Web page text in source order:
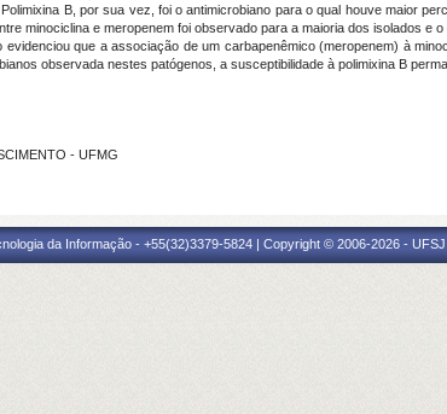
B, por sua vez, foi o antimicrobiano para o qual houve maior
minociclina e meropenem foi observado para a maioria dos isolados e
que a associação de um carbapenêmico (meropenem) à
observada nestes patógenos, a susceptibilidade à polimixina B
- UFMG
da Informação - +55(32)3379-5824 | Copyright © 2006-2026 -